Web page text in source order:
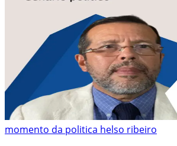
momento da politica helso ribeiro